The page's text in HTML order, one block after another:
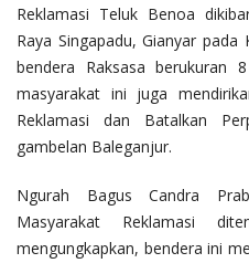
Reklamasi Teluk Benoa
Raya Singapadu, Gianyar
bendera Raksasa
masyarakat ini juga
Reklamasi dan Batalkan
gambelan Baleganjur.
Ngurah Bagus Candra
Masyarakat Reklamasi
mengungkapkan, bendera ini